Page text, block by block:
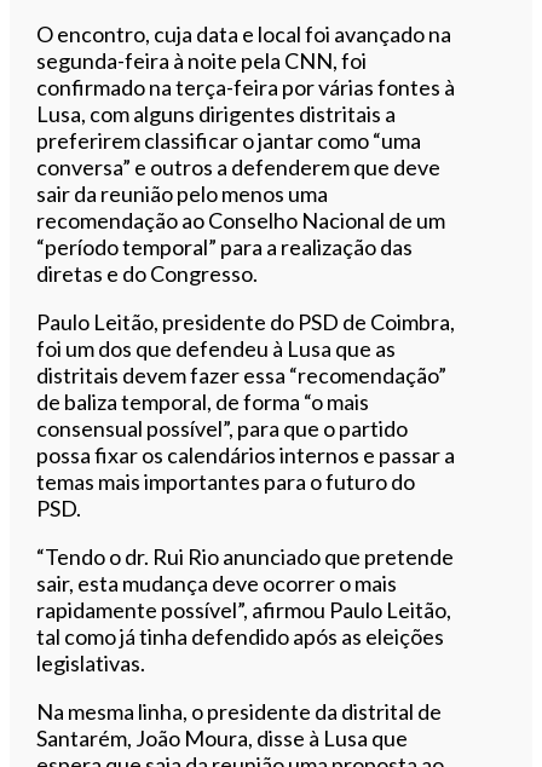
O encontro, cuja data e local foi avançado na
segunda-feira à noite pela CNN, foi
confirmado na terça-feira por várias fontes à
Lusa, com alguns dirigentes distritais a
preferirem classificar o jantar como “uma
conversa” e outros a defenderem que deve
sair da reunião pelo menos uma
recomendação ao Conselho Nacional de um
“período temporal” para a realização das
diretas e do Congresso.
Paulo Leitão, presidente do PSD de Coimbra,
foi um dos que defendeu à Lusa que as
distritais devem fazer essa “recomendação”
de baliza temporal, de forma “o mais
consensual possível”, para que o partido
possa fixar os calendários internos e passar a
temas mais importantes para o futuro do
PSD.
“Tendo o dr. Rui Rio anunciado que pretende
sair, esta mudança deve ocorrer o mais
rapidamente possível”, afirmou Paulo Leitão,
tal como já tinha defendido após as eleições
legislativas.
Na mesma linha, o presidente da distrital de
Santarém, João Moura, disse à Lusa que